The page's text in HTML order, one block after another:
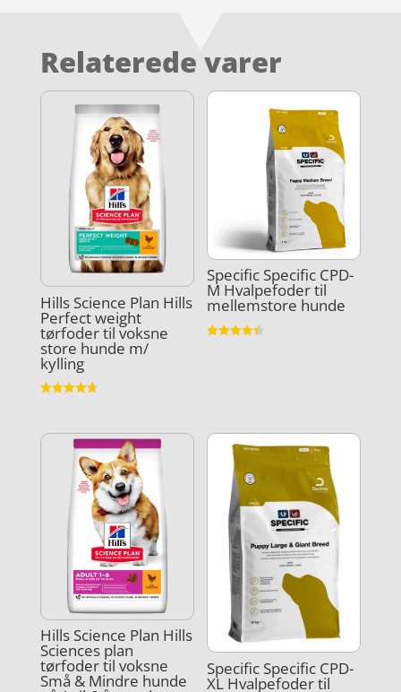
Relaterede varer
Hills Science Plan Hills
Perfect weight
tørfoder til voksne
store hunde m/
kylling
Specific Specific CPD-
M Hvalpefoder til
mellemstore hunde
Hills Science Plan Hills
Sciences plan
tørfoder til voksne
Små & Mindre hunde
Specific Specific CPD-
XL Hvalpefoder til